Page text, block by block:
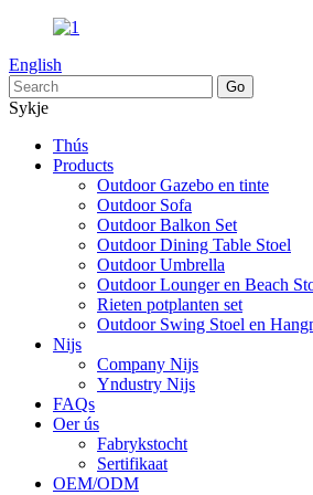
English
Sykje
Thús
Products
Outdoor Gazebo en tinte
Outdoor Sofa
Outdoor Balkon Set
Outdoor Dining Table Stoel
Outdoor Umbrella
Outdoor Lounger en Beach
Rieten potplanten set
Outdoor Swing Stoel en
Nijs
Company Nijs
Yndustry Nijs
FAQs
Oer ús
Fabrykstocht
Sertifikaat
OEM/ODM